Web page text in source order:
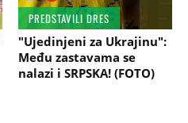
PREDSTAVILI DRES
"Ujedinjeni za Ukrajinu":
Među zastavama se
nalazi i SRPSKA! (FOTO)